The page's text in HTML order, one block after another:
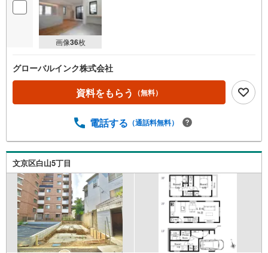
画像36枚
グローバルインク株式会社
資料をもらう （無料）
電話する （通話料無料）
文京区白山5丁目